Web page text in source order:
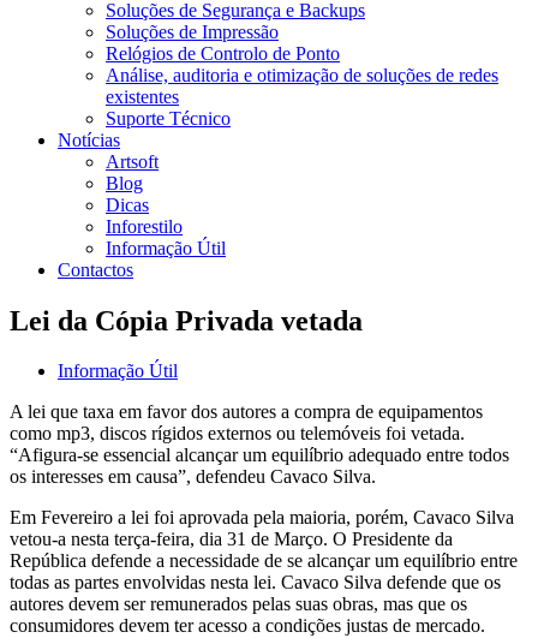
Soluções de Segurança e Backups
Soluções de Impressão
Relógios de Controlo de Ponto
Análise, auditoria e otimização de soluções de redes
existentes
Suporte Técnico
Notícias
Artsoft
Blog
Dicas
Inforestilo
Informação Útil
Contactos
Lei da Cópia Privada vetada
Informação Útil
A lei que taxa em favor dos autores a compra de equipamentos
como mp3, discos rígidos externos ou telemóveis foi vetada.
“Afigura-se essencial alcançar um equilíbrio adequado entre todos
os interesses em causa”, defendeu Cavaco Silva.
Em Fevereiro a lei foi aprovada pela maioria, porém, Cavaco Silva
vetou-a nesta terça-feira, dia 31 de Março. O Presidente da
República defende a necessidade de se alcançar um equilíbrio entre
todas as partes envolvidas nesta lei. Cavaco Silva defende que os
autores devem ser remunerados pelas suas obras, mas que os
consumidores devem ter acesso a condições justas de mercado.